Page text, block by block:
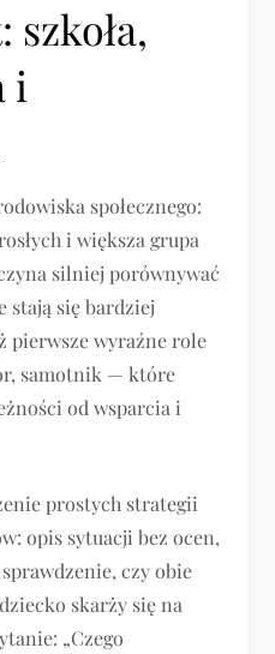
szkoła,
i
społecznego:
i większa grupa
silniej porównywać
stają się bardziej
pierwsze wyraźne role
samotnik — które
od wsparcia i
prostych strategii
opis sytuacji bez ocen,
czy obie
skarży się na
„Czego